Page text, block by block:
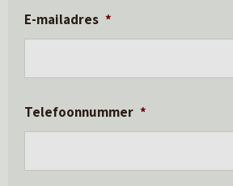
E-mailadres *
Telefoonnummer *